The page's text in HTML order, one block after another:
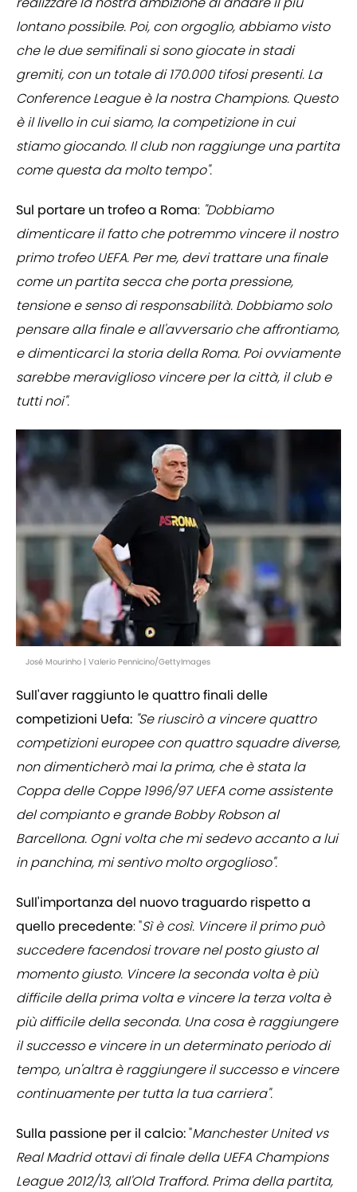
lontano possibile. Poi, con orgoglio, abbiamo visto
che le due semifinali si sono giocate in stadi
gremiti, con un totale di 170.000 tifosi presenti. La
Conference League è la nostra Champions. Questo
è il livello in cui siamo, la competizione in cui
stiamo giocando. Il club non raggiunge una partita
come questa da molto tempo".
Sul portare un trofeo a Roma: "Dobbiamo
dimenticare il fatto che potremmo vincere il nostro
primo trofeo UEFA. Per me, devi trattare una finale
come un partita secca che porta pressione,
tensione e senso di responsabilità. Dobbiamo solo
pensare alla finale e all'avversario che affrontiamo,
e dimenticarci la storia della Roma. Poi ovviamente
sarebbe meraviglioso vincere per la città, il club e
tutti noi".
José Mourinho | Valerio Pennicino/GettyImages
Sull'aver raggiunto le quattro finali delle
competizioni Uefa: "Se riuscirò a vincere quattro
competizioni europee con quattro squadre diverse,
non dimenticherò mai la prima, che è stata la
Coppa delle Coppe 1996/97 UEFA come assistente
del compianto e grande Bobby Robson al
Barcellona. Ogni volta che mi sedevo accanto a lui
in panchina, mi sentivo molto orgoglioso".
Sull'importanza del nuovo traguardo rispetto a
quello precedente: "Sì è così. Vincere il primo può
succedere facendosi trovare nel posto giusto al
momento giusto. Vincere la seconda volta è più
difficile della prima volta e vincere la terza volta è
più difficile della seconda. Una cosa è raggiungere
il successo e vincere in un determinato periodo di
tempo, un'altra è raggiungere il successo e vincere
continuamente per tutta la tua carriera".
Sulla passione per il calcio:"Manchester United vs
Real Madrid ottavi di finale della UEFA Champions
League 2012/13, all'Old Trafford. Prima della partita,